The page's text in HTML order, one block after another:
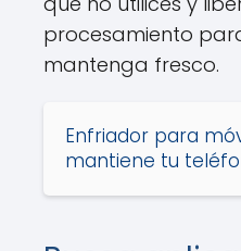
procesamiento
mantenga fresco.
Enfriador para
mantiene tu